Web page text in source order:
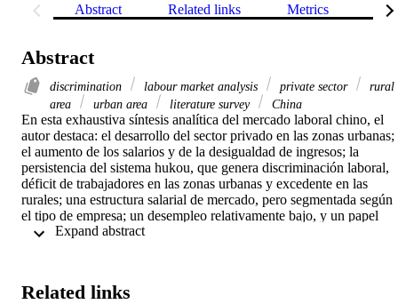
Abstract Related links Metrics
Abstract
discrimination labour market analysis private sector
rural
area
urban area literature survey China
En esta exhaustiva síntesis analítica del mercado laboral chino, el
autor destaca: el desarrollo del sector privado en las zonas urbanas;
el aumento de los salarios y de la desigualdad de ingresos; la
persistencia del sistema hukou, que genera discriminación laboral,
déficit de trabajadores en las zonas urbanas y excedente en las
rurales; una estructura salarial de mercado, pero segmentada según
el tipo de empresa; un desempleo relativamente bajo, y un papel
relativamente débil de instituciones laborales tradicionales como el
Related links